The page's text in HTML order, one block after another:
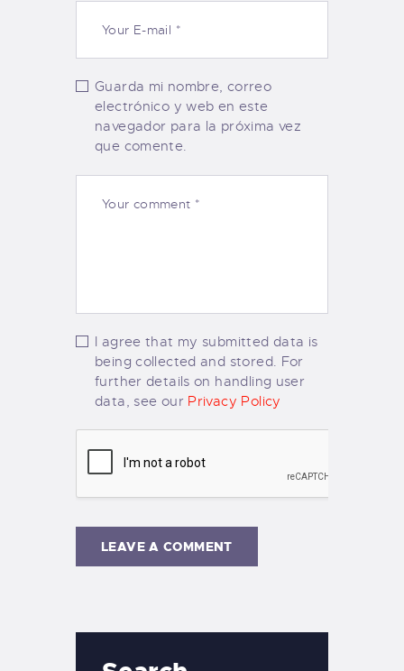
Guarda mi nombre, correo
electrónico y web en este
navegador para la próxima vez
que comente.
I agree that my submitted data is
being collected and stored. For
further details on handling user
data, see our Privacy Policy